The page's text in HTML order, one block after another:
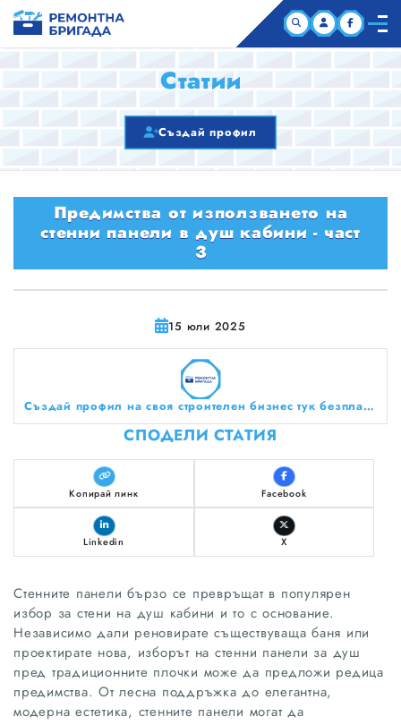
НАЧАЛО
КОМПАНИИ
ЗА НАС
Статии
Създай профил
Предимства от използването на
стенни панели в душ кабини - част
3
15 юли 2025
Създай профил на своя строителен бизнес тук безплатно!
СПОДЕЛИ СТАТИЯ
Копирай линк Facebook
Linkedin X
Стенните панели бързо се превръщат в популярен
избор за стени на душ кабини и то с основание.
Независимо дали реновирате съществуваща баня или
проектирате нова, изборът на стенни панели за душ
пред традиционните плочки може да предложи редица
предимства. От лесна поддръжка до елегантна,
модерна естетика, стенните панели могат да